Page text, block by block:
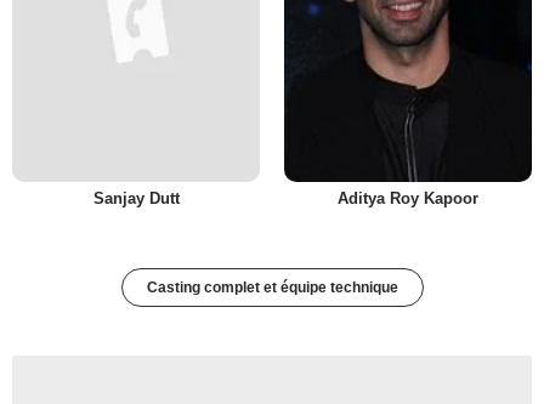
Sanjay Dutt Aditya Roy Kapoor
Casting complet et équipe technique